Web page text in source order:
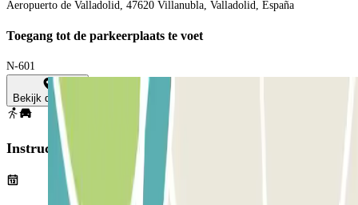
Aeropuerto de Valladolid, 47620 Villanubla, Valladolid, España
Toegang tot de parkeerplaats te voet
N-601
Bekijk de kaart
Instructies